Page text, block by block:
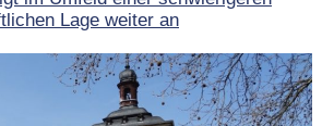
Lage weiter an